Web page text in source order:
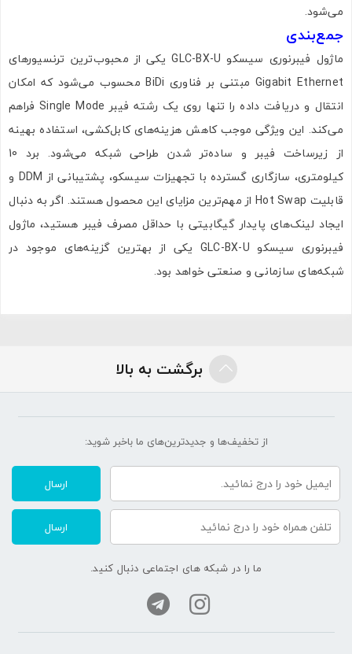
می‌شود.
جمع‌بندی
ماژول فیبرنوری سیسکو GLC-BX-U یکی از محبوب‌ترین ترنسیورهای
Gigabit Ethernet مبتنی بر فناوری BiDi محسوب می‌شود که امکان
انتقال و دریافت داده را تنها روی یک رشته فیبر Single Mode فراهم
می‌کند. این ویژگی موجب کاهش هزینه‌های کابل‌کشی، استفاده بهینه
از زیرساخت فیبر و ساده‌تر شدن طراحی شبکه می‌شود. برد 10
کیلومتری، سازگاری گسترده با تجهیزات سیسکو، پشتیبانی از DDM و
قابلیت Hot Swap از مهم‌ترین مزایای این محصول هستند. اگر به دنبال
ایجاد لینک‌های پایدار گیگابیتی با حداقل مصرف فیبر هستید، ماژول
فیبرنوری سیسکو GLC-BX-U یکی از بهترین گزینه‌های موجود در
شبکه‌های سازمانی و صنعتی خواهد بود.
برگشت به بالا
از تخفیف‌ها و جدیدترین‌های ما‌ باخبر شوید:
ارسال
ارسال
ما را در شبکه های اجتماعی دنبال کنید.